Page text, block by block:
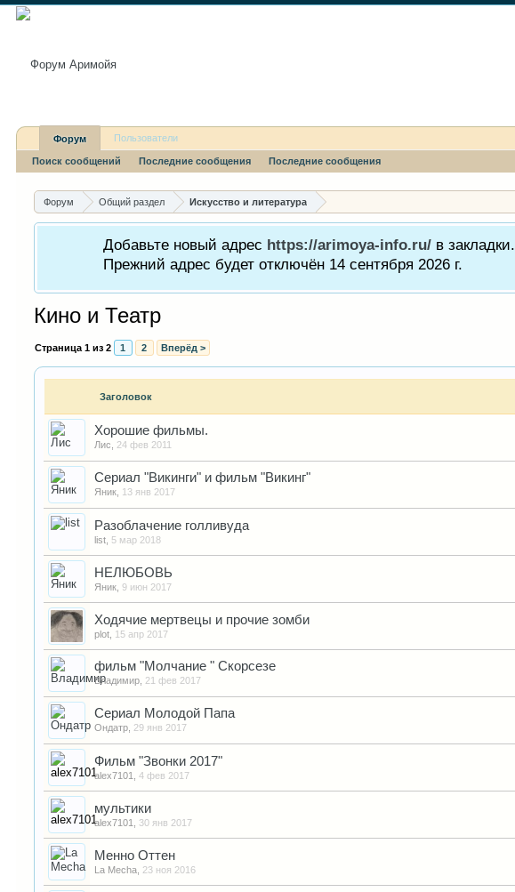
Форум Общий раздел Искусство и литература
Добавьте новый адрес https://arimoya-info.ru/ в закладки.
Прежний адрес будет отключён 14 сентября 2026 г.
Кино и Театр
Страница 1 из 2 1 2 Вперёд >
Заголовок
Хорошие фильмы.
Лис 24 фев 2011
Сериал "Викинги" и фильм "Викинг"
Яник 13 янв 2017
Разоблачение голливуда
list 5 мар 2018
НЕЛЮБОВЬ
Яник ,9 июн 2017
Ходячие мертвецы и прочие зомби
plot 15 апр 2017
фильм "Молчание " Скорсезе
Владимир 21 фев 2017
Сериал Молодой Папа
Ондатр 29 янв 2017
Фильм "Звонки 2017"
alex7101 ,4 фев 2017
мультики
alex7101 30 янв 2017
Менно Оттен
La Mecha 23 ноя 2016
Форум
Поиск сообщений Последние сообщения Последние сообщения
Пользователи